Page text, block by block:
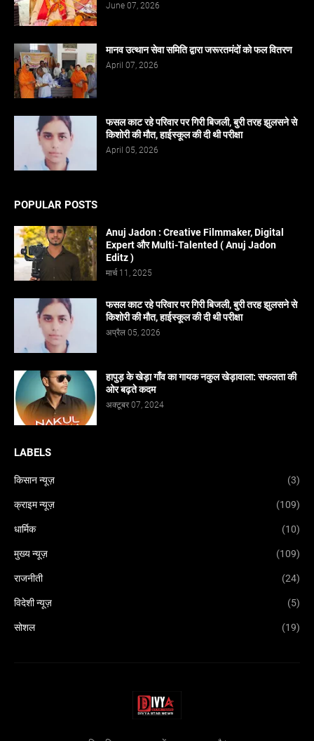
June 07, 2026
मानव उत्थान सेवा समिति द्वारा जरूरतमंदों को फल वितरण
April 07, 2026
फसल काट रहे परिवार पर गिरी बिजली, बुरी तरह झुलसने से
किशोरी की मौत, हाईस्कूल की दी थी परीक्षा
April 05, 2026
POPULAR POSTS
Anuj Jadon : Creative Filmmaker, Digital
Expert और Multi-Talented ( Anuj Jadon
Editz )
मार्च 11, 2025
फसल काट रहे परिवार पर गिरी बिजली, बुरी तरह झुलसने से
किशोरी की मौत, हाईस्कूल की दी थी परीक्षा
अप्रैल 05, 2026
हापुड़ के खेड़ा गाँव का गायक नकुल खेड़ावाला: सफलता की
ओर बढ़ते कदम
अक्टूबर 07, 2024
LABELS
किसान न्यूज़ (3)
क्राइम न्यूज़ (109)
धार्मिक (10)
मुख्य न्यूज़ (109)
राजनीती (24)
विदेशी न्यूज़ (5)
सोशल (19)